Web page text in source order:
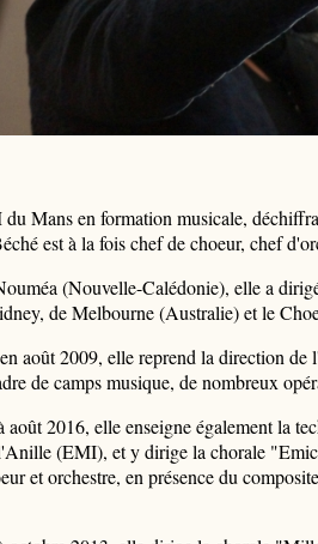
en formation musicale,
est à la fois chef de choeur, chef
(Nouvelle-Calédonie), elle a dirigé
de Melbourne (Australie) et le
2009, elle reprend la direction de
de camps musique, de nombreux
2016, elle enseigne également la
(EMI), et y dirige la chorale
et orchestre, en présence du